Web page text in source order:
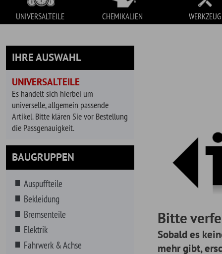
IHRE AUSWAHL
UNIVERSALTEILE
Es handelt sich hierbei um
universelle, allgemein passende
die Passgenauigkeit.
BAUGRUPPEN
Auspuffteile
Bekleidung
Bremsenteile
Elektrik
Fahrwerk & Achse
Felgen, Reifen
Filter
Getriebe
Hitzeschutz
Bitte
Sobald es keine
mehr gibt, erscheinen
suchen. Geben Sie dazu
Reihe von Vorschlägen für
gewählte Fahrzeug.